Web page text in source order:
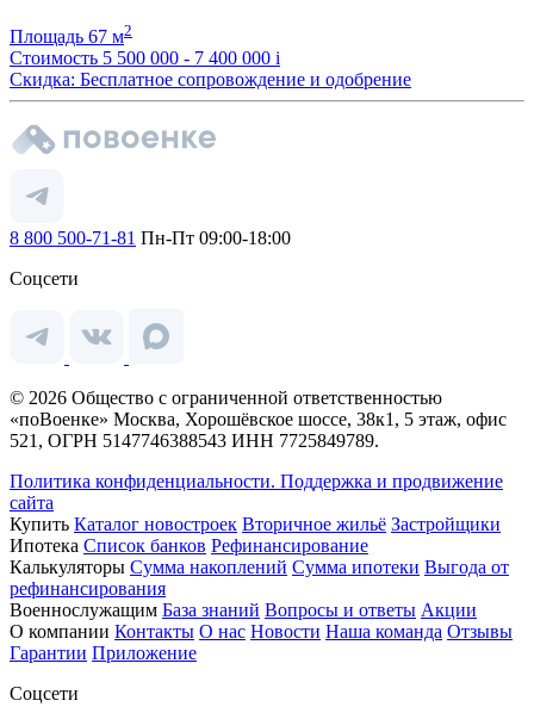
Площадь 67 м2
Стоимость 5 500 000 - 7 400 000 i
Скидка: Бесплатное сопровождение и одобрение
8 800 500-71-81 Пн-Пт 09:00-18:00
Соцсети
© 2026 Общество с ограниченной ответственностью
«поВоенке» Москва, Хорошёвское шоссе, 38к1, 5 этаж, офис
521, ОГРН 5147746388543 ИНН 7725849789.
Политика конфиденциальности. Поддержка и продвижение
сайта
Купить Каталог новостроек Вторичное жильё Застройщики
Ипотека Список банков Рефинансирование
Калькуляторы Сумма накоплений Сумма ипотеки Выгода от
рефинансирования
Военнослужащим База знаний Вопросы и ответы Акции
О компании Контакты О нас Новости Наша команда Отзывы
Гарантии Приложение
Соцсети